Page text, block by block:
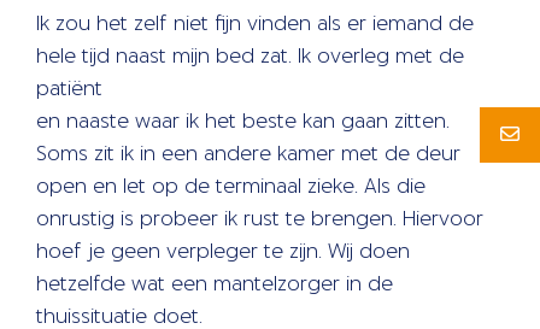
Ik zou het zelf niet fijn vinden als er iemand de
hele tijd naast mijn bed zat. Ik overleg met de
patiënt
en naaste waar ik het beste kan gaan zitten.
Soms zit ik in een andere kamer met de deur
open en let op de terminaal zieke. Als die
onrustig is probeer ik rust te brengen. Hiervoor
hoef je geen verpleger te zijn. Wij doen
hetzelfde wat een mantelzorger in de
thuissituatie doet.